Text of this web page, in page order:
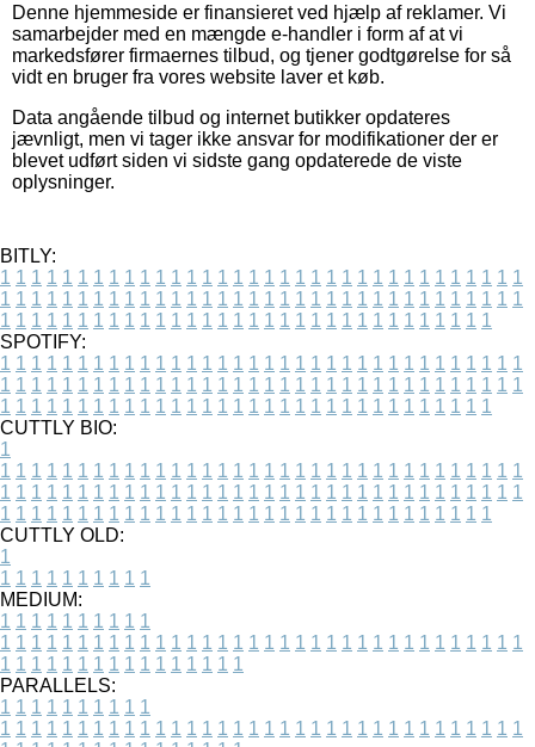
Denne hjemmeside er finansieret ved hjælp af reklamer. Vi
samarbejder med en mængde e-handler i form af at vi
markedsfører firmaernes tilbud, og tjener godtgørelse for så
vidt en bruger fra vores website laver et køb.
Data angående tilbud og internet butikker opdateres
jævnligt, men vi tager ikke ansvar for modifikationer der er
blevet udført siden vi sidste gang opdaterede de viste
oplysninger.
BITLY:
1 1 1 1 1 1 1 1 1 1 1 1 1 1 1 1 1 1 1 1 1 1 1 1 1 1 1 1 1 1 1 1 1 1
1 1 1 1 1 1 1 1 1 1 1 1 1 1 1 1 1 1 1 1 1 1 1 1 1 1 1 1 1 1 1 1 1 1
1 1 1 1 1 1 1 1 1 1 1 1 1 1 1 1 1 1 1 1 1 1 1 1 1 1 1 1 1 1 1 1
SPOTIFY:
1 1 1 1 1 1 1 1 1 1 1 1 1 1 1 1 1 1 1 1 1 1 1 1 1 1 1 1 1 1 1 1 1 1
1 1 1 1 1 1 1 1 1 1 1 1 1 1 1 1 1 1 1 1 1 1 1 1 1 1 1 1 1 1 1 1 1 1
1 1 1 1 1 1 1 1 1 1 1 1 1 1 1 1 1 1 1 1 1 1 1 1 1 1 1 1 1 1 1 1
CUTTLY BIO:
1
1 1 1 1 1 1 1 1 1 1 1 1 1 1 1 1 1 1 1 1 1 1 1 1 1 1 1 1 1 1 1 1 1 1
1 1 1 1 1 1 1 1 1 1 1 1 1 1 1 1 1 1 1 1 1 1 1 1 1 1 1 1 1 1 1 1 1 1
1 1 1 1 1 1 1 1 1 1 1 1 1 1 1 1 1 1 1 1 1 1 1 1 1 1 1 1 1 1 1 1
CUTTLY OLD:
1
1 1 1 1 1 1 1 1 1 1
MEDIUM:
1 1 1 1 1 1 1 1 1 1
1 1 1 1 1 1 1 1 1 1 1 1 1 1 1 1 1 1 1 1 1 1 1 1 1 1 1 1 1 1 1 1 1 1
1 1 1 1 1 1 1 1 1 1 1 1 1 1 1 1
PARALLELS:
1 1 1 1 1 1 1 1 1 1
1 1 1 1 1 1 1 1 1 1 1 1 1 1 1 1 1 1 1 1 1 1 1 1 1 1 1 1 1 1 1 1 1 1